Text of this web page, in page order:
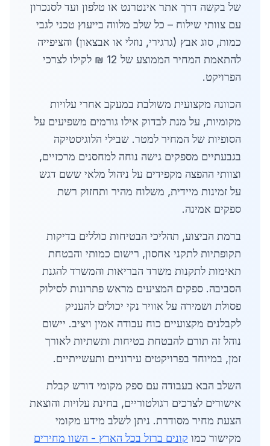
של בקשה דרך אתר אינטרנט או טלפון ועד לסנכרון
עם צוותי שילוח – כל שלב מלווה בייעוץ טכני לגבי
כמות, סוג אבץ (גרגירי, נוזלי או אבצאון) והציפייה
להתאמת המחיר הממוצע של 12 ₪ לקילו לצרכי
הפרויקט.
הכוונה מקצועית משולבת במעקב אחרי עלויות
מקומיות, על מנת לבדוק אילו גורמים משפיעים על
הסופיות של המחיר למטר. שבילי הלוגיסטיקה
בגבעתיים מספקים גישה נוחה למחסנים מרכזיים,
וצוותי ההפצה מקפידים על ניהול מלאי ששם דגש
על זמינות מיידית, משלוח מהיר ותחזוק רשת
ספקים אמינה.
ברמת הביצוע, תהליכי הבטיחות כוללים בדיקות
תקופתיות לתקני אחסון, רישום כמותי והבטחת
תאימות לתקנות משרד הבריאות והמשרד להגנת
הסביבה. ספקים המציעים מראש פתרונות לסילוק
פסולת ושמירה על אוויר נקי יכולים להעניק
לקבלנים מקצועיים כוח עבודה אמין ויציב. יישום
נוהל זה תורם להבטחת בטיחות ותשתיות לאורך
זמן, במיוחד בפרויקטים עירוניים ותעשייתיים.
השלב הבא בעבודה עם ספק מקומי דורש קבלת
אישורים לצרכים רגולטוריים, בחינת עלויות והוצאת
הצעת מחיר מסודרת. ניתן לשלב מידע מקומי
מקישור כמו קונים ברזל בכל הארץ - השוו מחירים